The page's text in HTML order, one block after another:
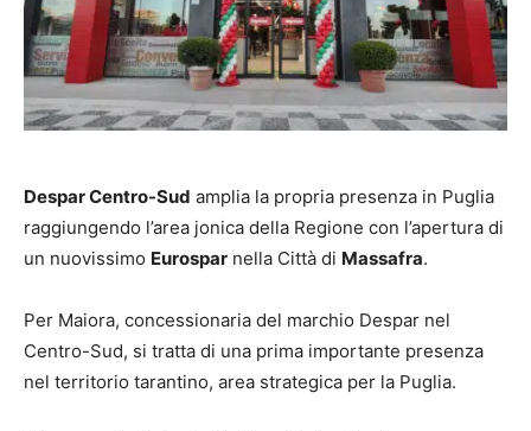
Despar Centro-Sud amplia la propria presenza in Puglia
raggiungendo l’area jonica della Regione con l’apertura di
un nuovissimo Eurospar nella Città di Massafra.
Per Maiora, concessionaria del marchio Despar nel
Centro-Sud, si tratta di una prima importante presenza
nel territorio tarantino, area strategica per la Puglia.